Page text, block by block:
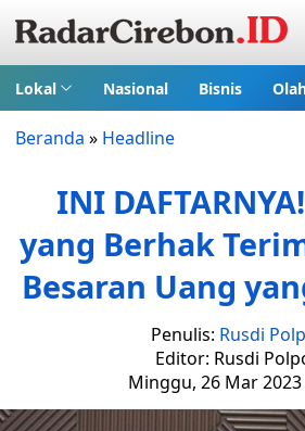
Lokal Nasional Bisnis
Beranda » Headline
INI
yang Berhak
Besaran Uang
Penulis: Rusdi
Editor: Rusdi
Minggu, 26 Mar 2023